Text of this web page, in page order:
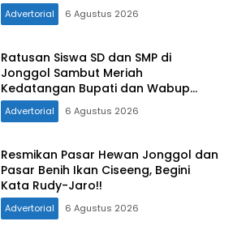
Advertorial 6 Agustus 2026
Ratusan Siswa SD dan SMP di
Jonggol Sambut Meriah
Kedatangan Bupati dan Wabup
Bogor
Advertorial 6 Agustus 2026
Resmikan Pasar Hewan Jonggol dan
Pasar Benih Ikan Ciseeng, Begini
Kata Rudy-Jaro!!
Advertorial 6 Agustus 2026